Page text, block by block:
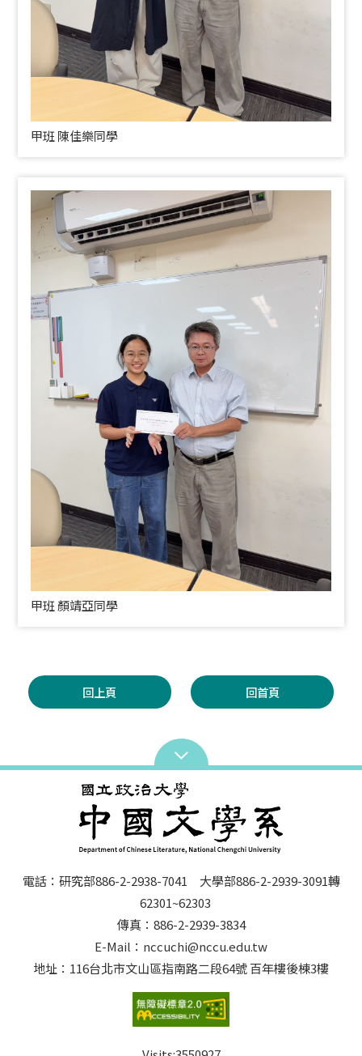
甲班 陳佳樂同學
甲班 顏靖亞同學
回上頁 回首頁
電話：研究部886-2-2938-7041 大學部886-2-2939-3091轉
62301~62303
傳真：886-2-2939-3834
E-Mail：nccuchi@nccu.edu.tw
地址：116台北市文山區指南路二段64號 百年樓後棟3樓